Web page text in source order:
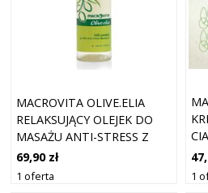
MACROVITA OLIVE.ELIA
RELAKSUJĄCY OLEJEK DO
MASAŻU ANTI-STRESS Z
BIO-OLIWĄ I OLEJKIEM
AWOKADO 100ML
69,90 zł
1 oferta 1